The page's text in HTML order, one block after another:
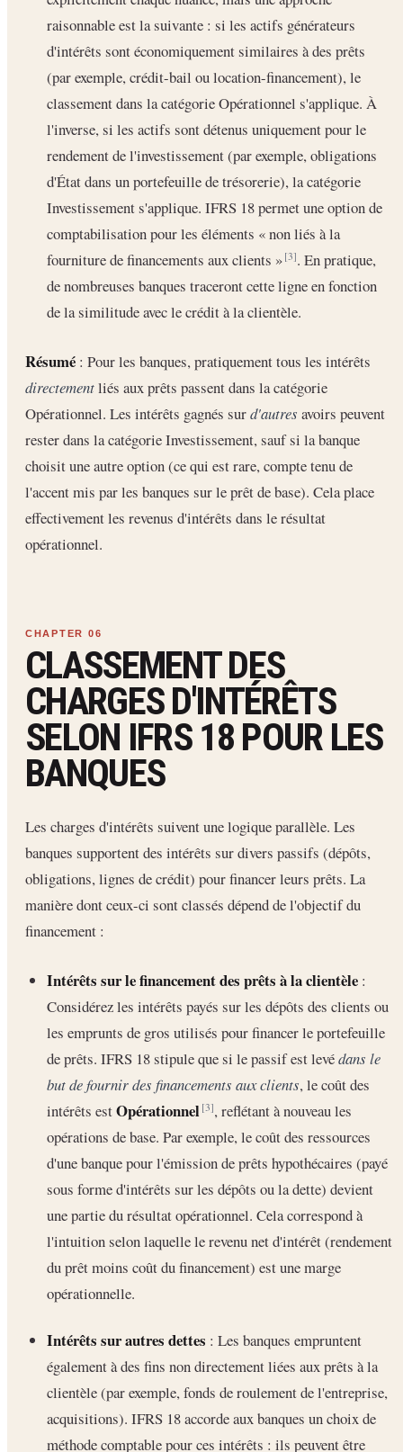
raisonnable est la suivante : si les actifs générateurs
d'intérêts sont économiquement similaires à des prêts
(par exemple, crédit-bail ou location-financement), le
classement dans la catégorie Opérationnel s'applique. À
l'inverse, si les actifs sont détenus uniquement pour le
rendement de l'investissement (par exemple, obligations
d'État dans un portefeuille de trésorerie), la catégorie
Investissement s'applique. IFRS 18 permet une option de
comptabilisation pour les éléments « non liés à la
fourniture de financements aux clients »[3]. En pratique,
de nombreuses banques traceront cette ligne en fonction
de la similitude avec le crédit à la clientèle.
Résumé : Pour les banques, pratiquement tous les intérêts
directementliés aux prêts passent dans la catégorie
Opérationnel. Les intérêts gagnés surd'autres avoirs peuvent
rester dans la catégorie Investissement, sauf si la banque
choisit une autre option (ce qui est rare, compte tenu de
l'accent mis par les banques sur le prêt de base). Cela place
effectivement les revenus d'intérêts dans le résultat
opérationnel.
CLASSEMENT DES
CHARGES D'INTÉRÊTS
SELON IFRS 18 POUR LES
BANQUES
Les charges d'intérêts suivent une logique parallèle. Les
banques supportent des intérêts sur divers passifs (dépôts,
obligations, lignes de crédit) pour financer leurs prêts. La
manière dont ceux-ci sont classés dépend de l'objectif du
financement :
Intérêts sur le financement des prêts à la clientèle :
Considérez les intérêts payés sur les dépôts des clients ou
les emprunts de gros utilisés pour financer le portefeuille
de prêts. IFRS 18 stipule que si le passif est levédans le
but de fournir des financements aux clients, le coût des
intérêts estOpérationnel [3], reflétant à nouveau les
opérations de base. Par exemple, le coût des ressources
d'une banque pour l'émission de prêts hypothécaires (payé
sous forme d'intérêts sur les dépôts ou la dette) devient
une partie du résultat opérationnel. Cela correspond à
l'intuition selon laquelle le revenu net d'intérêt (rendement
du prêt moins coût du financement) est une marge
opérationnelle.
Intérêts sur autres dettes : Les banques empruntent
également à des fins non directement liées aux prêts à la
clientèle (par exemple, fonds de roulement de l'entreprise,
acquisitions). IFRS 18 accorde aux banques un choix de
méthode comptable pour ces intérêts : ils peuvent être